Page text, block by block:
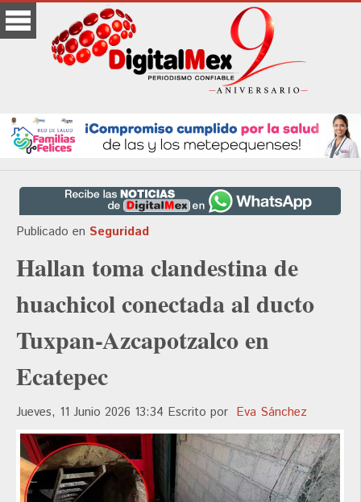
Publicado en Seguridad
Hallan toma clandestina de
huachicol conectada al ducto
Tuxpan-Azcapotzalco en
Ecatepec
Jueves, 11 Junio 2026 13:34 Escrito por Eva Sánchez